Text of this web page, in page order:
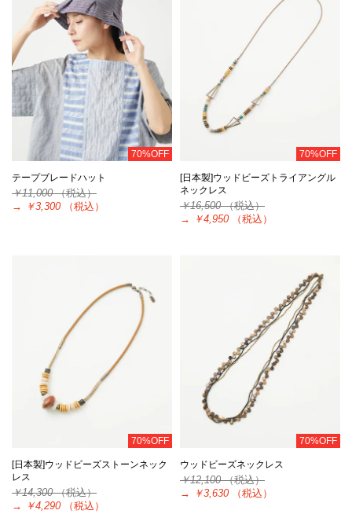
70%OFF
テープブレードハット
￥11,000（税込）
→
￥3,300 （税込）
70%OFF
[日本製]ウッドビーズトライアングル
ネックレス
￥16,500（税込）
→
￥4,950 （税込）
70%OFF
[日本製]ウッドビーズストーンネック
レス
￥14,300（税込）
→
￥4,290 （税込）
70%OFF
ウッドビーズネックレス
￥12,100（税込）
→
￥3,630 （税込）